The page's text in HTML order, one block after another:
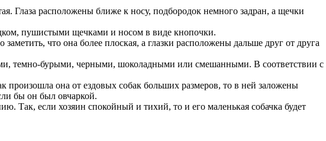
Глаза расположены ближе к носу, подбородок немного задран, а щечки
пушистыми щечками и носом в виде кнопочки.
что она более плоская, а глазки расположены дальше друг от друга
темно-бурыми, черными, шоколадными или смешанными. В соответствии с
произошла она от ездовых собак больших размеров, то в ней заложены
бы он был овчаркой.
Так, если хозяин спокойный и тихий, то и его маленькая собачка будет